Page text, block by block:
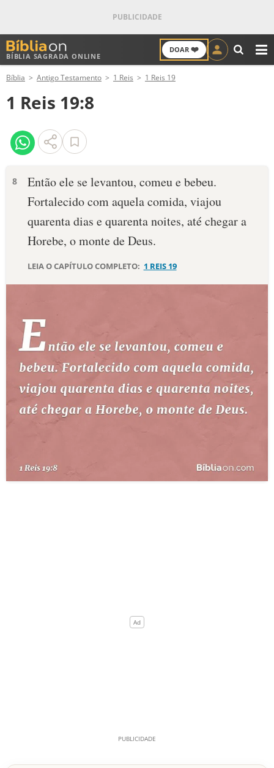
BÍBLIA SAGRADA ONLINE
DOAR ❤️
ANTIGO TESTAMENTO
NOVO TESTAMENTO
VERSÍCULOS
PALAVRA DO DIA
SALMO DO DIA
DEVOCIONAL DIÁRIO
ESTUDOS BÍBLICOS
ESBOÇOS DE PREGAÇÃO
TEMAS
PERGUNTE À BÍBLIA
QUEM SOMOS
Bíblia Antigo Testamento 1 Reis 1 Reis 19
1 Reis 19:8
8
Então ele se levantou, comeu e bebeu.
Fortalecido com aquela comida, viajou
quarenta dias e quarenta noites, até chegar a
Horebe, o monte de Deus.
LEIA O CAPÍTULO COMPLETO: 1 REIS 19